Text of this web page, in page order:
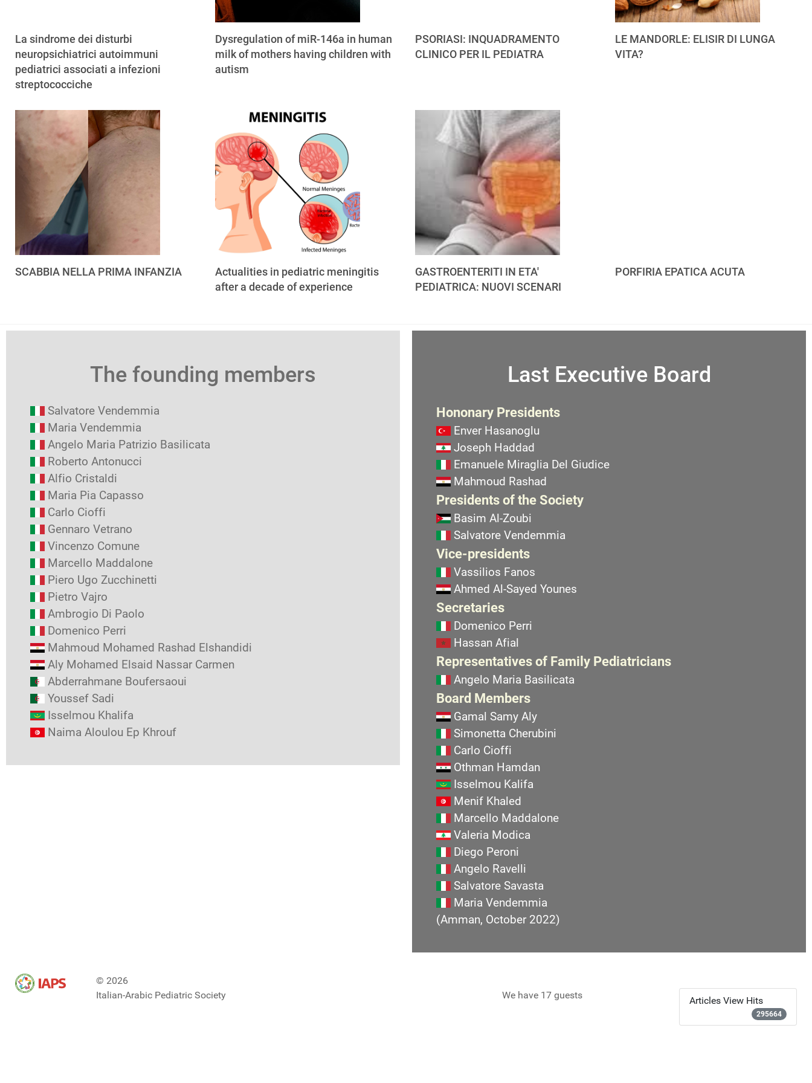
La sindrome dei disturbi
neuropsichiatrici autoimmuni
pediatrici associati a infezioni
streptococciche
Dysregulation of miR-146a in human
milk of mothers having children with
autism
PSORIASI: INQUADRAMENTO
CLINICO PER IL PEDIATRA
LE MANDORLE: ELISIR DI LUNGA
VITA?
SCABBIA NELLA PRIMA INFANZIA
Actualities in pediatric meningitis
after a decade of experience
GASTROENTERITI IN ETA'
PEDIATRICA: NUOVI SCENARI
PORFIRIA EPATICA ACUTA
The founding members
Salvatore Vendemmia
Maria Vendemmia
Angelo Maria Patrizio Basilicata
Roberto Antonucci
Alfio Cristaldi
Maria Pia Capasso
Carlo Cioffi
Gennaro Vetrano
Vincenzo Comune
Marcello Maddalone
Piero Ugo Zucchinetti
Pietro Vajro
Ambrogio Di Paolo
Domenico Perri
Mahmoud Mohamed Rashad Elshandidi
Aly Mohamed Elsaid Nassar Carmen
Abderrahmane Boufersaoui
Youssef Sadi
Isselmou Khalifa
Naima Aloulou Ep Khrouf
Last Executive Board
Hononary Presidents
Enver Hasanoglu
Joseph Haddad
Emanuele Miraglia Del Giudice
Mahmoud Rashad
Presidents of the Society
Basim Al-Zoubi
Salvatore Vendemmia
Vice-presidents
Vassilios Fanos
Ahmed Al-Sayed Younes
Secretaries
Domenico Perri
Hassan Afial
Representatives of Family Pediatricians
Angelo Maria Basilicata
Board Members
Gamal Samy Aly
Simonetta Cherubini
Carlo Cioffi
Othman Hamdan
Isselmou Kalifa
Menif Khaled
Marcello Maddalone
Valeria Modica
Diego Peroni
Angelo Ravelli
Salvatore Savasta
Maria Vendemmia
(Amman, October 2022)
© 2026
Italian-Arabic Pediatric Society
We have 17 guests Articles View Hits
295664